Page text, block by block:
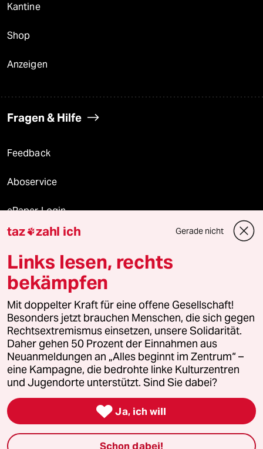
Kantine
Shop
Anzeigen
Fragen & Hilfe
Feedback
Aboservice
ePaper Login
Downloads für Abonnierende
© 2026 taz Verlags und Vertriebs GmbH
Alle Rechte vorbehalten. Bei rechtlichen Fragen oder für Genehmigungen
wenden Sie sich bitte an
lizenzen@taz.de
Feedback Redaktionsstatut Kommune-Richtlinien
Leitlinie Informant Datenschutz Impressum AGB
Seitenwende Einwilligungen widerrufen (Ads)
taz zahl ich Gerade nicht
Links lesen, rechts
bekämpfen
Mit doppelter Kraft für eine offene Gesellschaft!
Besonders jetzt brauchen Menschen, die sich gegen
Rechtsextremismus einsetzen, unsere Solidarität.
Daher gehen 50 Prozent der Einnahmen aus
Neuanmeldungen an „Alles beginnt im Zentrum“ –
eine Kampagne, die bedrohte linke Kulturzentren
und Jugendorte unterstützt. Sind Sie dabei?
 Ja, ich will
Schon dabei!